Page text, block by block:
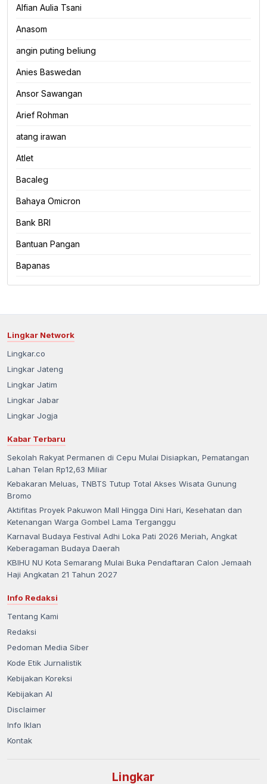
Alfian Aulia Tsani
Anasom
angin puting beliung
Anies Baswedan
Ansor Sawangan
Arief Rohman
atang irawan
Atlet
Bacaleg
Bahaya Omicron
Bank BRI
Bantuan Pangan
Bapanas
Lingkar Network
Lingkar.co
Lingkar Jateng
Lingkar Jatim
Lingkar Jabar
Lingkar Jogja
Kabar Terbaru
Sekolah Rakyat Permanen di Cepu Mulai Disiapkan, Pematangan
Lahan Telan Rp12,63 Miliar
Kebakaran Meluas, TNBTS Tutup Total Akses Wisata Gunung
Bromo
Aktifitas Proyek Pakuwon Mall Hingga Dini Hari, Kesehatan dan
Ketenangan Warga Gombel Lama Terganggu
Karnaval Budaya Festival Adhi Loka Pati 2026 Meriah, Angkat
Keberagaman Budaya Daerah
KBIHU NU Kota Semarang Mulai Buka Pendaftaran Calon Jemaah
Haji Angkatan 21 Tahun 2027
Info Redaksi
Tentang Kami
Redaksi
Pedoman Media Siber
Kode Etik Jurnalistik
Kebijakan Koreksi
Kebijakan AI
Disclaimer
Info Iklan
Kontak
Lingkar